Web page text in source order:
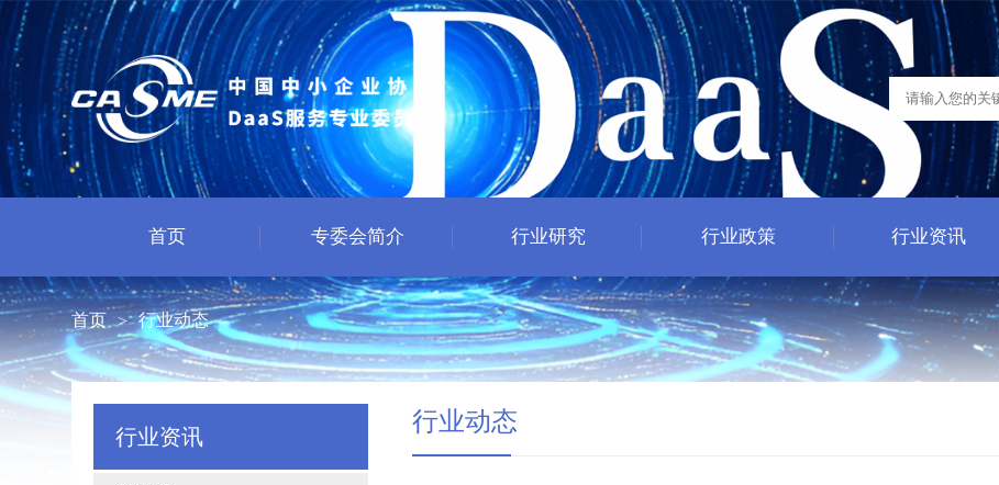
首页 专委会简介 行业研究 行业政策 行业资讯
首页 > 行业动态
行业资讯
行业动态